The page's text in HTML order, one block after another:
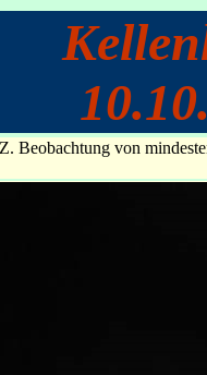
Beobachtung von